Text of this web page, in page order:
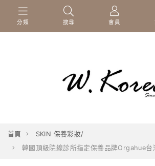
分類 搜尋 會員
首頁
SKIN 保養彩妝/
韓國頂級院線診所指定保養品牌Orgahue台